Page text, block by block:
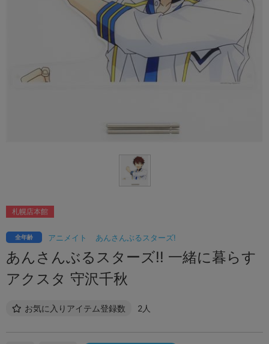
アニメイト あんさんぶるスターズ!
全年齢
あんさんぶるスターズ!! 一緒に暮らす
アクスタ 守沢千秋
お気に入りアイテム登録数 2人
札幌店本館